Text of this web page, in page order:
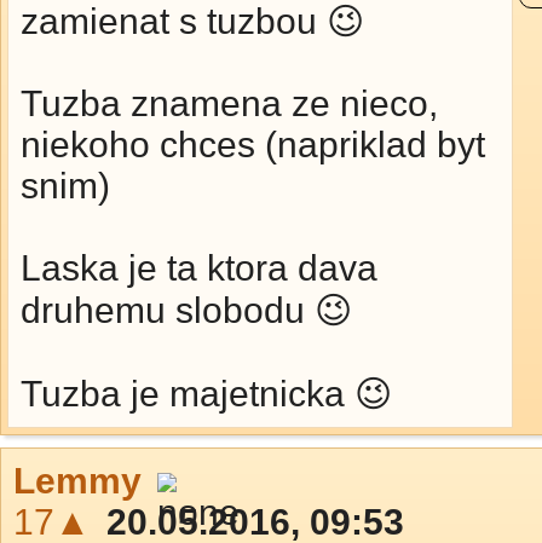
zamienat s tuzbou 😉
Tuzba znamena ze nieco,
niekoho chces (napriklad byt
snim)
Laska je ta ktora dava
druhemu slobodu 😉
Tuzba je majetnicka 😉
Lemmy
17▲
20.05.2016, 09:53